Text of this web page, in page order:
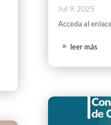
Jul 9, 2025
Acceda al
leer más